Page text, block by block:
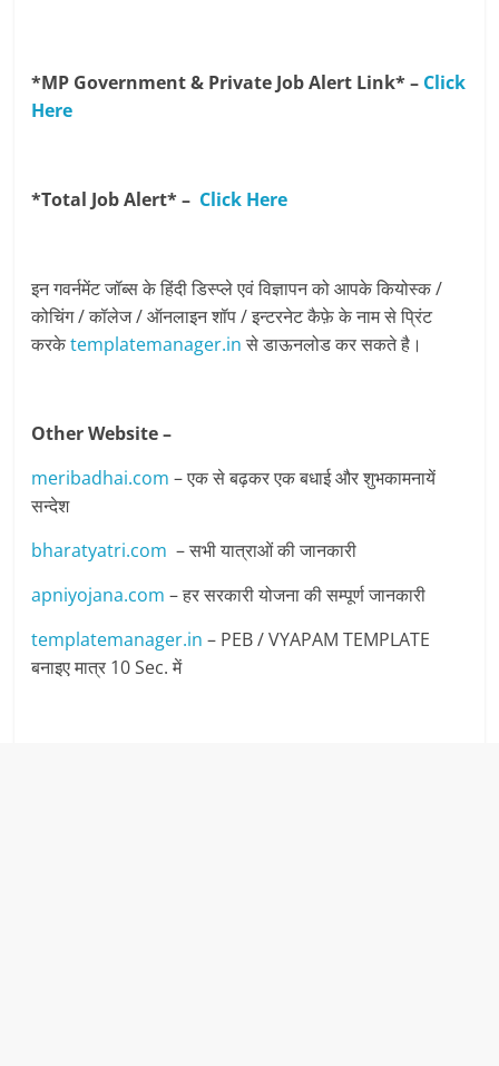
*MP Government & Private Job Alert Link* – Click
Here
*Total Job Alert* – Click Here
इन गवर्नमेंट जॉब्स के हिंदी डिस्प्ले एवं विज्ञापन को आपके कियोस्क /
कोचिंग / कॉलेज / ऑनलाइन शॉप / इन्टरनेट कैफ़े के नाम से प्रिंट
करकेtemplatemanager.inसे डाऊनलोड कर सकते है।
Other Website –
meribadhai.com – एक से बढ़कर एक बधाई और शुभकामनायें
सन्देश
bharatyatri.com – सभी यात्राओं की जानकारी
apniyojana.com – हर सरकारी योजना की सम्पूर्ण जानकारी
templatemanager.in – PEB / VYAPAM TEMPLATE
बनाइए मात्र 10 Sec. में